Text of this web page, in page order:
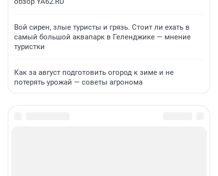
Вой сирен, злые туристы и грязь. Стоит ли ехать в
самый большой аквапарк в Геленджике — мнение
туристки
Как за август подготовить огород к зиме и не
потерять урожай — советы агронома